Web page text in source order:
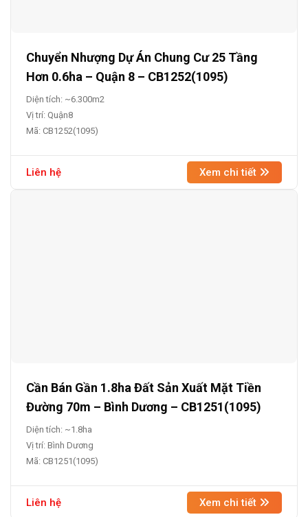
Chuyển Nhượng Dự Án Chung Cư 25 Tầng
Hơn 0.6ha – Quận 8 – CB1252(1095)
Diện tích: ~6.300m2
Vị trí: Quận8
Mã: CB1252(1095)
Liên hệ Xem chi tiết
Cần Bán Gần 1.8ha Đất Sản Xuất Mặt Tiền
Đường 70m – Bình Dương – CB1251(1095)
Diện tích: ~1.8ha
Vị trí: Bình Dương
Mã: CB1251(1095)
Liên hệ Xem chi tiết